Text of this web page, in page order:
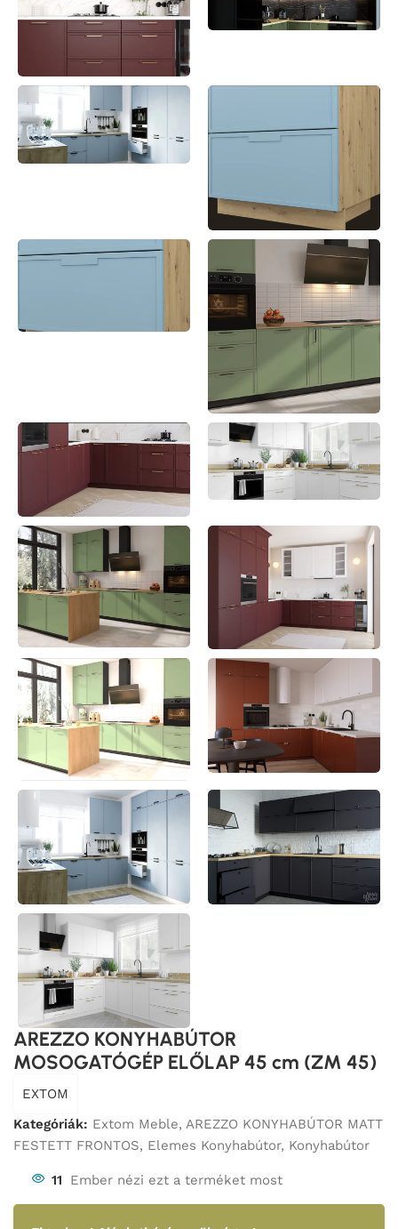
AREZZO KONYHABÚTOR
MOSOGATÓGÉP ELŐLAP 45 cm (ZM 45)
EXTOM
Kategóriák: Extom Meble, AREZZO KONYHABÚTOR MATT
FESTETT FRONTOS, Elemes Konyhabútor, Konyhabútor
11 Ember nézi ezt a terméket most